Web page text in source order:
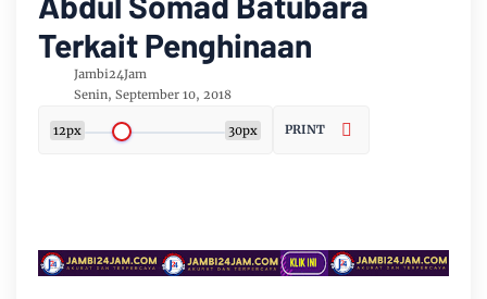
Terkait Penghinaan
Jambi24Jam
Senin, September 10, 2018
12px 30px PRINT